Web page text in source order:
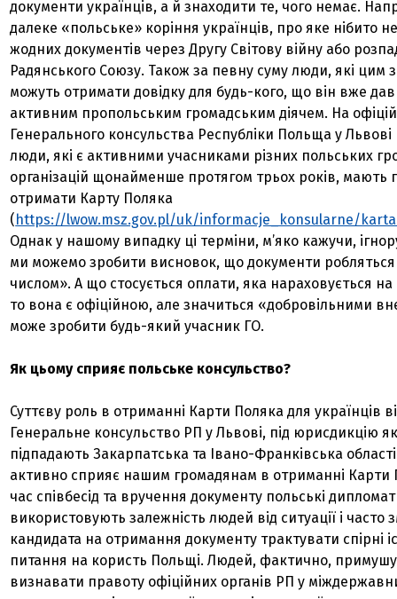
документи українців, а й знаходити те, чого немає.
далеке «польське» коріння українців, про яке нібито
жодних документів через Другу Світову війну або
Радянського Союзу. Також за певну суму люди, які цим
можуть отримати довідку для будь-кого, що він вже
активним пропольським громадським діячем. На
Генерального консульства Республіки Польща у
люди, які є активними учасниками різних польських
організацій щонайменше протягом трьох років, мають
отримати Карту Поляка
(https://lwow.msz.gov.pl/uk/informacje_konsularne/
Однак у нашому випадку ці терміни, м’яко кажучи,
ми можемо зробити висновок, що документи робляться
числом». А що стосується оплати, яка нараховується
то вона є офіційною, але значиться «добровільними
може зробити будь-який учасник ГО.
Як цьому сприяє польське консульство?
Суттєву роль в отриманні Карти Поляка для українців
Генеральне консульство РП у Львові, під юрисдикцію
підпадають Закарпатська та Івано-Франківська
активно сприяє нашим громадянам в отриманні Карти
час співбесід та вручення документу польські
використовують залежність людей від ситуації і часто
кандидата на отримання документу трактувати спірні
питання на користь Польщі. Людей, фактично,
визнавати правоту офіційних органів РП у